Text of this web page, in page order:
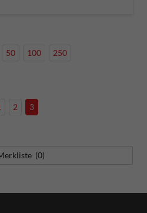
50 100 250
2 3
(0)